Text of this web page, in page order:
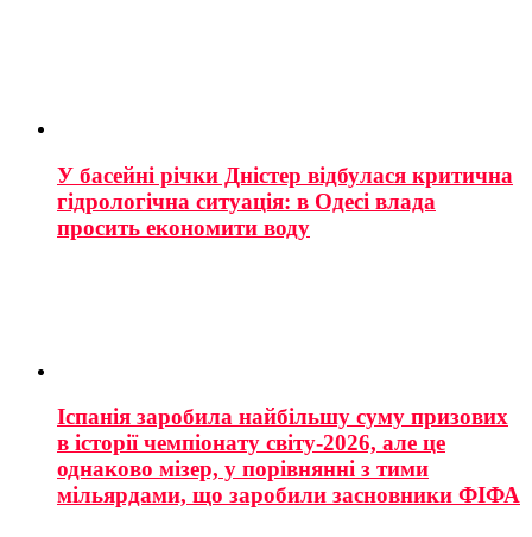
У басейні річки Дністер відбулася критична
гідрологічна ситуація: в Одесі влада
просить економити воду
Іспанія заробила найбільшу суму призових
в історії чемпіонату світу-2026, але це
однаково мізер, у порівнянні з тими
мільярдами, що заробили засновники ФІФА